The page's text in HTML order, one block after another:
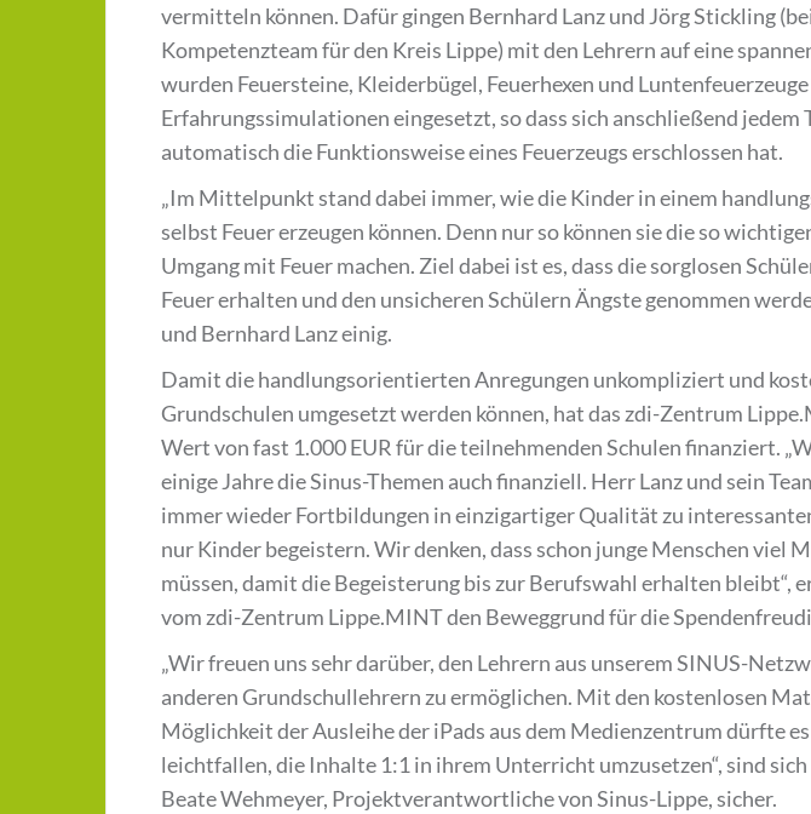
vermitteln können. Dafür gingen Bernhard Lanz und Jörg Stickling
Kompetenzteam für den Kreis Lippe) mit den Lehrern auf eine
wurden Feuersteine, Kleiderbügel, Feuerhexen und
Erfahrungssimulationen eingesetzt, so dass sich anschließend jedem
automatisch die Funktionsweise eines Feuerzeugs erschlossen hat.
„Im Mittelpunkt stand dabei immer, wie die Kinder in einem
selbst Feuer erzeugen können. Denn nur so können sie die so
Umgang mit Feuer machen. Ziel dabei ist es, dass die sorglosen
Feuer erhalten und den unsicheren Schülern Ängste genommen
und Bernhard Lanz einig.
Damit die handlungsorientierten Anregungen unkompliziert und
Grundschulen umgesetzt werden können, hat das zdi-Zentrum
Wert von fast 1.000 EUR für die teilnehmenden Schulen finanziert.
einige Jahre die Sinus-Themen auch finanziell. Herr Lanz und sein
immer wieder Fortbildungen in einzigartiger Qualität zu
nur Kinder begeistern. Wir denken, dass schon junge Menschen viel
müssen, damit die Begeisterung bis zur Berufswahl erhalten bleibt“,
vom zdi-Zentrum Lippe.MINT den Beweggrund für die
„Wir freuen uns sehr darüber, den Lehrern aus unserem SINUS-
anderen Grundschullehrern zu ermöglichen. Mit den kostenlosen
Möglichkeit der Ausleihe der iPads aus dem Medienzentrum dürfte
leichtfallen, die Inhalte 1:1 in ihrem Unterricht umzusetzen“, sind sich
Beate Wehmeyer, Projektverantwortliche von Sinus-Lippe, sicher.